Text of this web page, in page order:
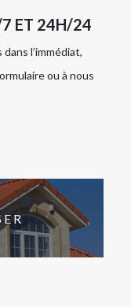
ET 24H/24
l’immédiat,
ou à nous